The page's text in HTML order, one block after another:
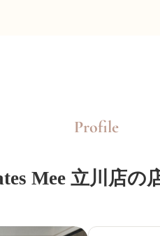
Profile
Mee 立川店の